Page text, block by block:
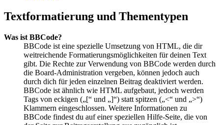
Textformatierung und Thementypen
Was ist BBCode?
BBCode ist eine spezielle Umsetzung von HTML, die dir
weitreichende Formatierungsmöglichkeiten für deinen Text
gibt. Die Rechte zur Verwendung von BBCode werden durch
die Board-Administration vergeben, können jedoch auch
durch dich für jeden einzelnen Beitrag deaktiviert werden.
BBCode ist ähnlich wie HTML aufgebaut, jedoch werden
Tags von eckigen („[“ und „]“) statt spitzen („<“ und „>“)
Klammern eingeschlossen. Weitere Informationen zu
BBCode findest du auf einer speziellen Hilfe-Seite, die von